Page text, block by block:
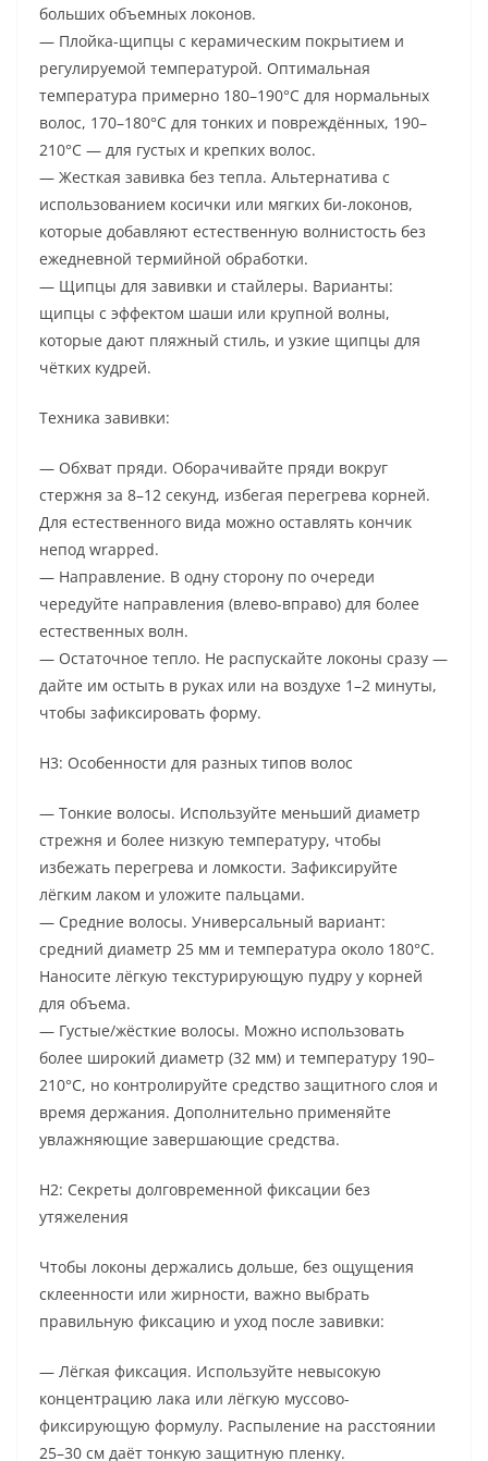
больших объемных локонов.
— Плойка-щипцы с керамическим покрытием и
регулируемой температурой. Оптимальная
температура примерно 180–190°C для нормальных
волос, 170–180°C для тонких и повреждённых, 190–
210°C — для густых и крепких волос.
— Жесткая завивка без тепла. Альтернатива с
использованием косички или мягких би-локонов,
которые добавляют естественную волнистость без
ежедневной термийной обработки.
— Щипцы для завивки и стайлеры. Варианты:
щипцы с эффектом шаши или крупной волны,
которые дают пляжный стиль, и узкие щипцы для
чётких кудрей.
Техника завивки:
— Обхват пряди. Оборачивайте пряди вокруг
стержня за 8–12 секунд, избегая перегрева корней.
Для естественного вида можно оставлять кончик
непод wrapped.
— Направление. В одну сторону по очереди
чередуйте направления (влево-вправо) для более
естественных волн.
— Остаточное тепло. Не распускайте локоны сразу —
дайте им остыть в руках или на воздухе 1–2 минуты,
чтобы зафиксировать форму.
H3: Особенности для разных типов волос
— Тонкие волосы. Используйте меньший диаметр
стрежня и более низкую температуру, чтобы
избежать перегрева и ломкости. Зафиксируйте
лёгким лаком и уложите пальцами.
— Средние волосы. Универсальный вариант:
средний диаметр 25 мм и температура около 180°C.
Наносите лёгкую текстурирующую пудру у корней
для объема.
— Густые/жёсткие волосы. Можно использовать
более широкий диаметр (32 мм) и температуру 190–
210°C, но контролируйте средство защитного слоя и
время держания. Дополнительно применяйте
увлажняющие завершающие средства.
H2: Секреты долговременной фиксации без
утяжеления
Чтобы локоны держались дольше, без ощущения
склеенности или жирности, важно выбрать
правильную фиксацию и уход после завивки:
— Лёгкая фиксация. Используйте невысокую
концентрацию лака или лёгкую муссово-
фиксирующую формулу. Распыление на расстоянии
25–30 см даёт тонкую защитную пленку.